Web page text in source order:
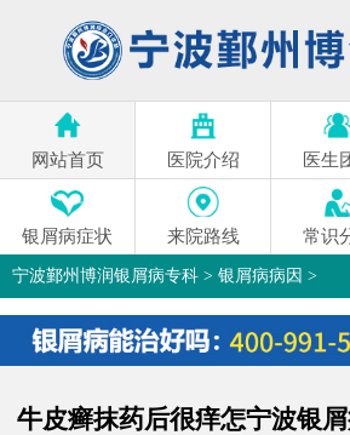
网站首页 医院介绍 医生
银屑病症状 来院路线 常识
宁波鄞州博润银屑病专科 > 银屑病病因 >
牛皮癣抹药后很痒怎宁波银